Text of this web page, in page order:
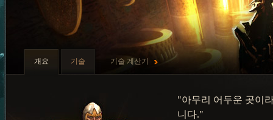
개요 기술 기술 계산기
"아무리 어두운 곳이
니다."